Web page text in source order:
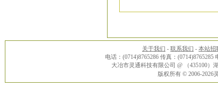
关于我们 - 联系我们 - 本站招
电话：(0714)8765286 传真：(0714)8765285
大冶市灵通科技有限公司 @ （435100
版权所有 © 2006-2026